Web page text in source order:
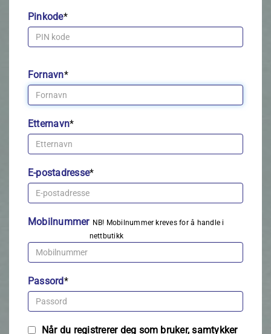
Pinkode*
Fornavn*
Etternavn*
E-postadresse*
Mobilnummer NB! Mobilnummer kreves for å handle i
nettbutikk
Passord*
Når du registrerer deg som bruker, samtykker